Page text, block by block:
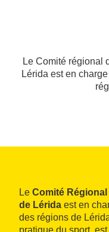
Le Comité régional
Lérida est en
Le Comité
de Lérida est en
des régions de
pratique du sport,